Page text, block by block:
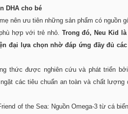
DHA cho bé
nên ưu tiên những sản phẩm có nguồn
hợp với trẻ nhỏ. Trong đó, Neu Kid
đại lựa chọn nhờ đáp ứng đầy đủ các
thức được nghiên cứu và phát triển
các tiêu chuẩn an toàn và chất lượng
of the Sea: Nguồn Omega-3 từ cá